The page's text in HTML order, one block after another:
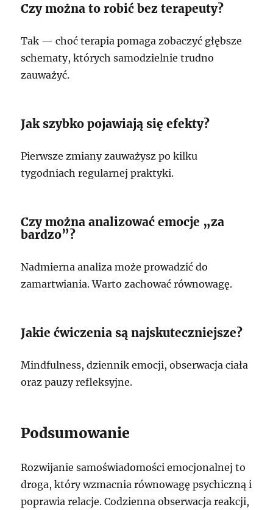
Czy można to robić bez terapeuty?
Tak — choć terapia pomaga zobaczyć głębsze
schematy, których samodzielnie trudno
zauważyć.
Jak szybko pojawiają się efekty?
Pierwsze zmiany zauważysz po kilku
tygodniach regularnej praktyki.
Czy można analizować emocje „za
bardzo”?
Nadmierna analiza może prowadzić do
zamartwiania. Warto zachować równowagę.
Jakie ćwiczenia są najskuteczniejsze?
Mindfulness, dziennik emocji, obserwacja ciała
oraz pauzy refleksyjne.
Podsumowanie
Rozwijanie samoświadomości emocjonalnej to
droga, który wzmacnia równowagę psychiczną i
poprawia relacje. Codzienna obserwacja reakcji,